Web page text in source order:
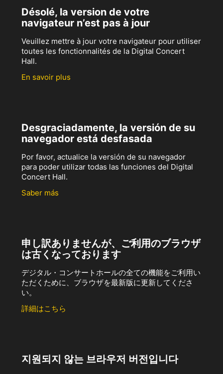
Désolé, la version de votre
navigateur n’est pas à jour
Veuillez mettre à jour votre navigateur pour utiliser
toutes les fonctionnalités de la Digital Concert
Hall.
En savoir plus
Desgraciadamente, la versión de su
navegador está desfasada
Por favor, actualice la versión de su navegador
para poder utilizar todas las funciones del Digital
Concert Hall.
Saber más
申し訳ありませんが、ご利用のブラウザ
は古くなっております
デジタル・コンサートホールの全ての機能をご利用い
ただくために、ブラウザを最新版に更新してくださ
い。
詳細はこちら
지원되지 않는 브라우저 버전입니다